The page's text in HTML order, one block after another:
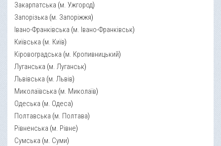
Закарпатська (м. Ужгород)
Запорізька (м. Запоріжжя)
Івано-Франківська (м. Івано-Франківськ)
Київська (м. Київ)
Кіровоградська (м. Кропивницький)
Луганська (м. Луганськ)
Львівська (м. Львів)
Миколаївська (м. Миколаїв)
Одеська (м. Одеса)
Полтавська (м. Полтава)
Рівненська (м. Рівне)
Сумська (м. Суми)